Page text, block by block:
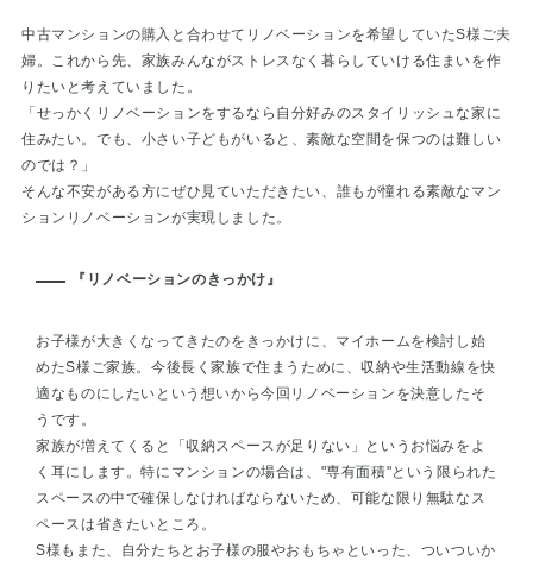
中古マンションの購入と合わせてリノベーションを希望していたS様ご夫
婦。これから先、家族みんながストレスなく暮らしていける住まいを作
りたいと考えていました。
「せっかくリノベーションをするなら自分好みのスタイリッシュな家に
住みたい。でも、小さい子どもがいると、素敵な空間を保つのは難しい
のでは？」
そんな不安がある方にぜひ見ていただきたい、誰もが憧れる素敵なマン
ションリノベーションが実現しました。
『リノベーションのきっかけ』
お子様が大きくなってきたのをきっかけに、マイホームを検討し始
めたS様ご家族。今後長く家族で住まうために、収納や生活動線を快
適なものにしたいという想いから今回リノベーションを決意したそ
うです。
家族が増えてくると「収納スペースが足りない」というお悩みをよ
く耳にします。特にマンションの場合は、"専有面積"という限られた
スペースの中で確保しなければならないため、可能な限り無駄なス
ペースは省きたいところ。
S様もまた、自分たちとお子様の服やおもちゃといった、ついついか